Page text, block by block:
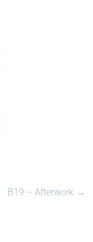
B19 – Afterwork →